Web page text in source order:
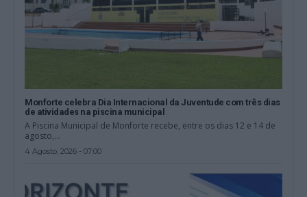
Monforte celebra Dia Internacional da Juventude com três dias
de atividades na piscina municipal
A Piscina Municipal de Monforte recebe, entre os dias 12 e 14 de
agosto,...
4 Agosto, 2026 - 07:00